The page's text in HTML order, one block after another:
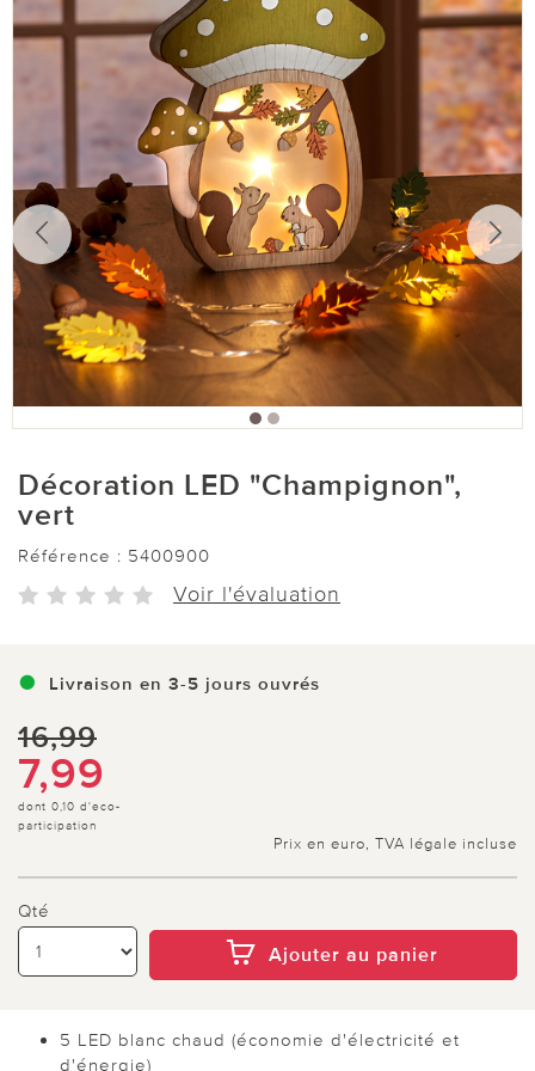
Décoration LED "Champignon",
vert
Référence : 5400900
Voir l'évaluation
Livraison en 3-5 jours ouvrés
16,99
7,99
dont 0,10 d'eco-
participation
Prix en euro, TVA légale incluse
Qté
Ajouter au panier
5 LED blanc chaud (économie d'électricité et
d'énergie)